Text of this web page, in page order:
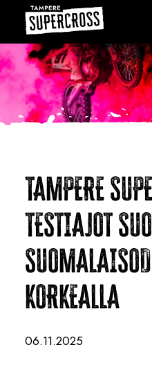
TAMPERE
TESTIAJOT
KORKEALLA
06.11.2025